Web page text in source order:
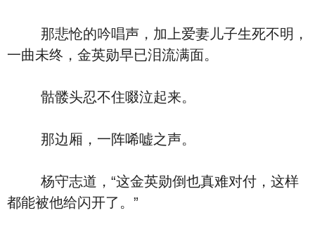
那悲怆的吟唱声，加上爱妻儿子生死不明，
一曲未终，金英勋早已泪流满面。
骷髅头忍不住啜泣起来。
那边厢，一阵唏嘘之声。
杨守志道，“这金英勋倒也真难对付，这样
都能被他给闪开了。”